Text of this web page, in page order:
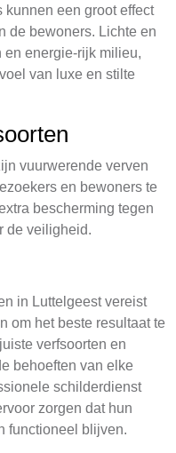
kunnen een groot effect
de bewoners. Lichte en
en energie-rijk milieu,
van luxe en stilte
vuurwerende verven
en bewoners te
bescherming tegen
de veiligheid.
in Luttelgeest vereist
om het beste resultaat te
verfsoorten en
behoeften van elke
schilderdienst
zorgen dat hun
functioneel blijven.